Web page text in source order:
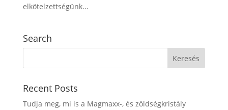
elkötelzettségünk...
Search
Recent Posts
Tudja meg, mi is a Magmaxx-, és zöldségkristály